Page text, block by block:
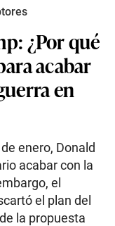
¿Por qué
acabar
en
enero, Donald
acabar con la
el
el plan del
la propuesta